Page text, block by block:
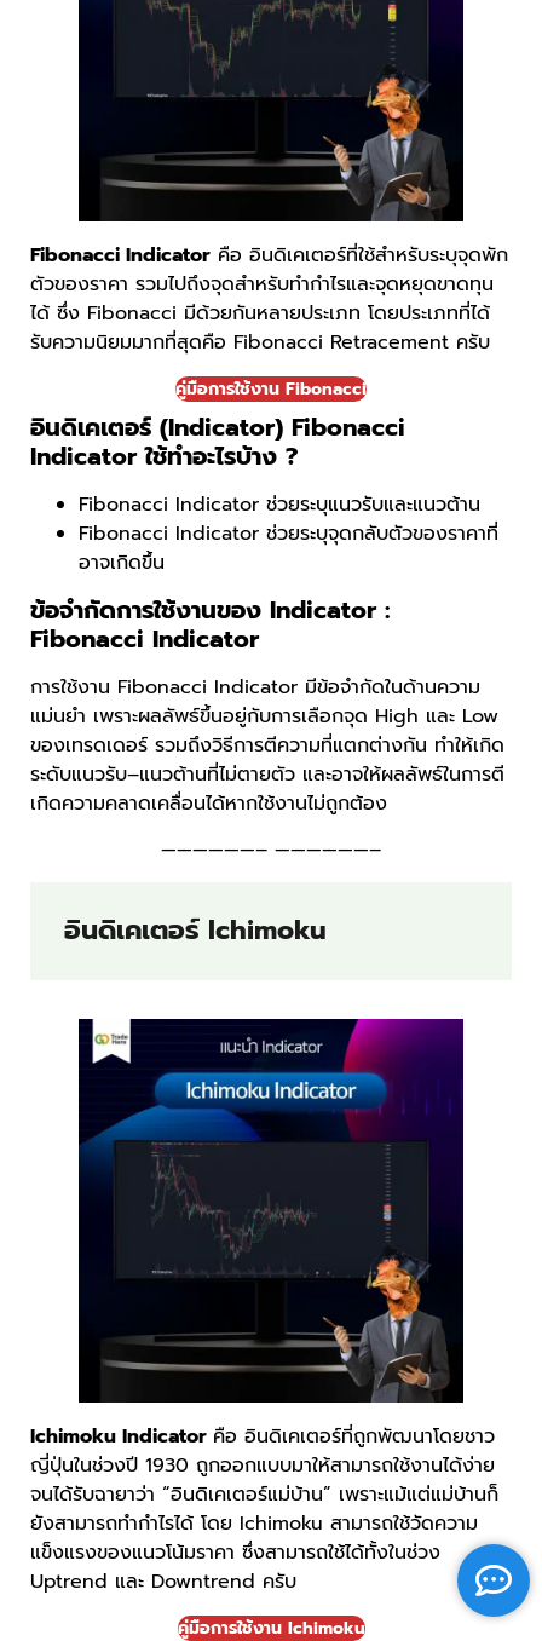
Fibonacci Indicator คือ อินดิเคเตอร์ที่ใช้สำหรับระบุจุดพัก
ตัวของราคา รวมไปถึงจุดสำหรับทำกำไรและจุดหยุดขาดทุน
ได้ ซึ่ง Fibonacci มีด้วยกันหลายประเภท โดยประเภทที่ได้
รับความนิยมมากที่สุดคือ Fibonacci Retracement ครับ
คู่มือการใช้งาน Fibonacci
อินดิเคเตอร์ (Indicator) Fibonacci
Indicator ใช้ทำอะไรบ้าง ?
Fibonacci Indicator ช่วยระบุแนวรับและแนวต้าน
Fibonacci Indicator ช่วยระบุจุดกลับตัวของราคาที่
อาจเกิดขึ้น
ข้อจำกัดการใช้งานของ Indicator :
Fibonacci Indicator
การใช้งาน Fibonacci Indicator มีข้อจำกัดในด้านความ
แม่นยำ เพราะผลลัพธ์ขึ้นอยู่กับการเลือกจุด High และ Low
ของเทรดเดอร์ รวมถึงวิธีการตีความที่แตกต่างกัน ทำให้เกิด
ระดับแนวรับ–แนวต้านที่ไม่ตายตัว และอาจให้ผลลัพธ์ในการตี
เกิดความคลาดเคลื่อนได้หากใช้งานไม่ถูกต้อง
——————– ——————–
อินดิเคเตอร์ Ichimoku
Ichimoku Indicator คือ อินดิเคเตอร์ที่ถูกพัฒนาโดยชาว
ญี่ปุ่นในช่วงปี 1930 ถูกออกแบบมาให้สามารถใช้งานได้ง่าย
จนได้รับฉายาว่า “อินดิเคเตอร์แม่บ้าน” เพราะแม้แต่แม่บ้านก็
ยังสามารถทำกำไรได้ โดย Ichimoku สามารถใช้วัดความ
แข็งแรงของแนวโน้มราคา ซึ่งสามารถใช้ได้ทั้งในช่วง
Uptrend และ Downtrend ครับ
คู่มือการใช้งาน Ichimoku